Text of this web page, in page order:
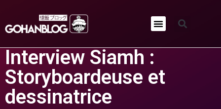
Interview Siamh :
Storyboardeuse et
dessinatrice